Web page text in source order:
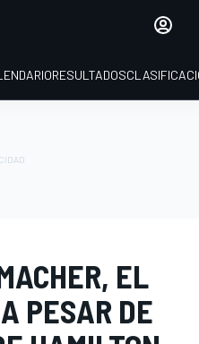
RESULTADOS
EL
PESAR DE